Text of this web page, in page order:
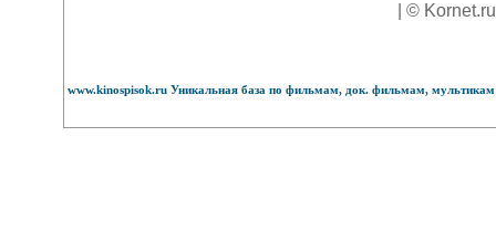
| ©
www.kinospisok.ru Уникальная база по фильмам, док. фильмам,